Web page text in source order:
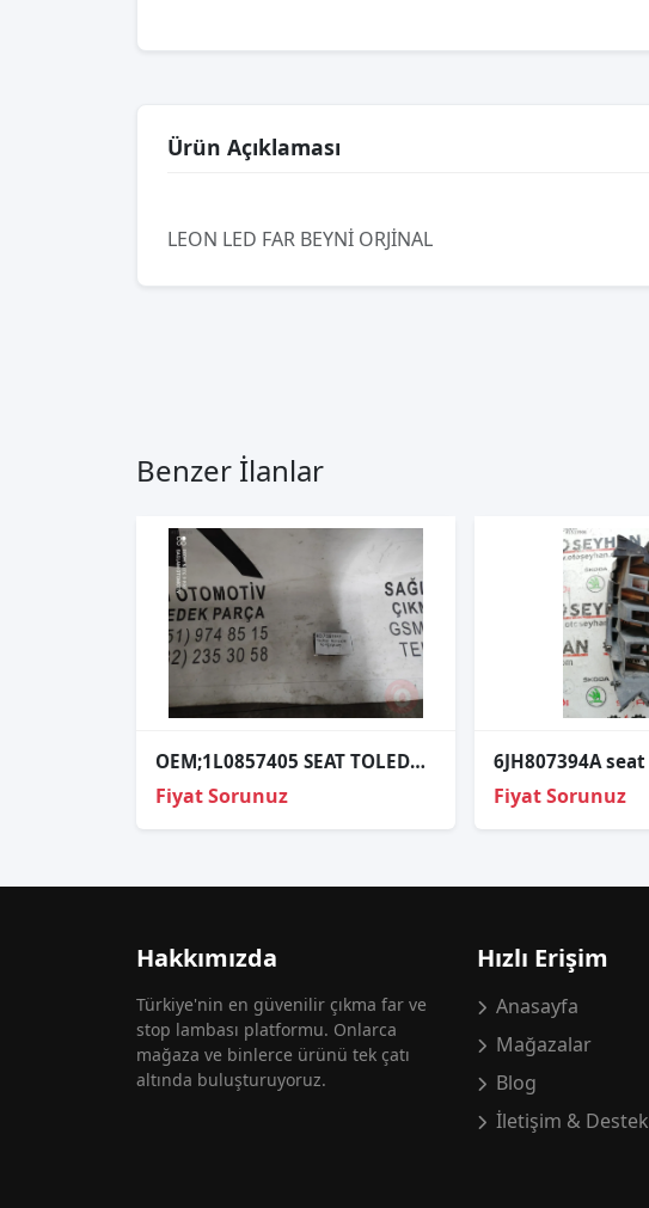
Ürün Açıklaması
LEON LED FAR BEYNİ ORJİNAL
Benzer İlanlar
OEM;1L0857405 SEAT TOLEDO KÜLLÜK
Fiyat Sorunuz Fiyat Sorunuz
Hakkımızda
Türkiye'nin en güvenilir çıkma far ve
stop lambası platformu. Onlarca
mağaza ve binlerce ürünü tek çatı
altında buluşturuyoruz.
Hızlı Erişim
Anasayfa
Mağazalar
Blog
İletişim & Destek